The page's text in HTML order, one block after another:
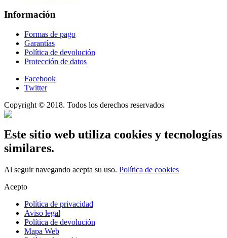
Información
Formas de pago
Garantías
Política de devolución
Protección de datos
Facebook
Twitter
Copyright © 2018. Todos los derechos reservados
Este sitio web utiliza cookies y tecnologías
similares.
Al seguir navegando acepta su uso. Política de cookies
Acepto
Política de privacidad
Aviso legal
Política de devolución
Mapa Web